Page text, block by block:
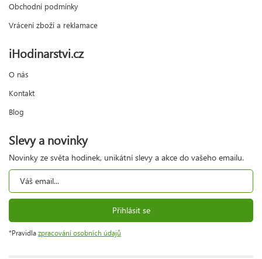
Obchodní podmínky
Vrácení zboží a reklamace
iHodinarstvi.cz
O nás
Kontakt
Blog
Slevy a novinky
Novinky ze světa hodinek, unikátní slevy a akce do vašeho emailu.
Přihlásit se
*Pravidla zpracování osobních údajů